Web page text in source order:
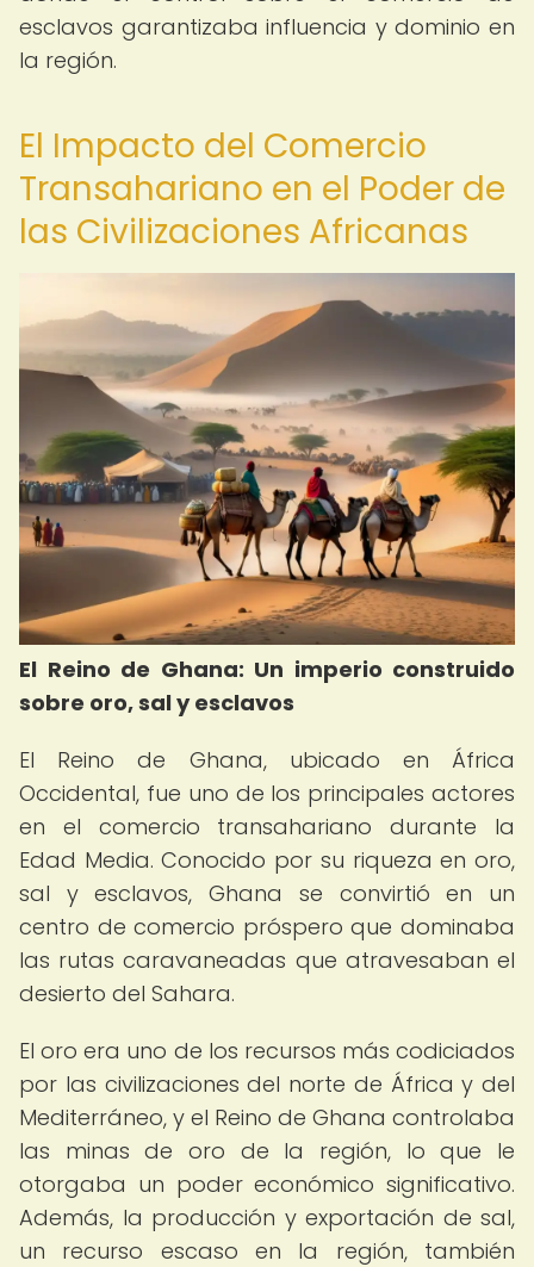
esclavos garantizaba influencia y dominio en
la región.
El Impacto del Comercio
Transahariano en el Poder de
las Civilizaciones Africanas
El Reino de Ghana: Un imperio construido
sobre oro, sal y esclavos
El Reino de Ghana, ubicado en África
Occidental, fue uno de los principales actores
en el comercio transahariano durante la
Edad Media. Conocido por su riqueza en oro,
sal y esclavos, Ghana se convirtió en un
centro de comercio próspero que dominaba
las rutas caravaneadas que atravesaban el
desierto del Sahara.
El oro era uno de los recursos más codiciados
por las civilizaciones del norte de África y del
Mediterráneo, y el Reino de Ghana controlaba
las minas de oro de la región, lo que le
otorgaba un poder económico significativo.
Además, la producción y exportación de sal,
un recurso escaso en la región, también